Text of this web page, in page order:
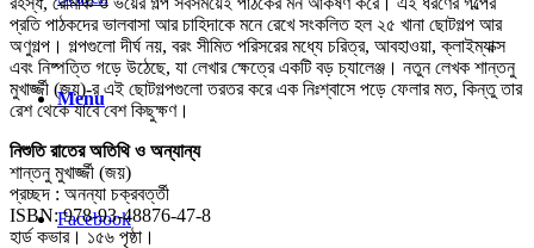
Menu
Facebook
প্রতি পাঠকদের ভালবাসা আর চাহিদাকে মনে রেখে সংকলিত হল ২৫ খানা ছোটগল্প আর
অণুগল্প। গল্পগুলো দীর্ঘ নয়, বরং সীমিত পরিসরের মধ্যে চরিত্র, আবহাওয়া, ক্লাইম্যাক্স
এবং নিষ্পত্তি গড়ে উঠেছে, যা লেখার ক্ষেত্রে একটি বড় চ্যালেঞ্জ। নতুন লেখক শান্তনু
মুখার্জ্জী (জয়)-র এই ছোটগল্পগুলো তরতর করে এক নিঃশ্বাসে পড়ে ফেলার মত, কিন্তু তার
রেশ থেকে যাবে বেশ কিছুক্ষণ।
নিশুতি রাতের অতিথি ও অন্যান্য
শান্তনু মুখার্জ্জী (জয়)
প্রচ্ছদ : অনন্যা চক্রবর্ত্তী
ISBN: 978-93-48876-47-8
হার্ড কভার। ১৫৬ পৃষ্ঠা।